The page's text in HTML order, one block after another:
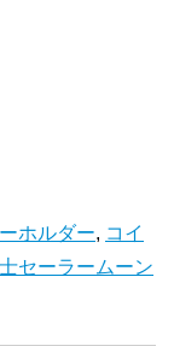
ホルダー, コイ
セーラームーン